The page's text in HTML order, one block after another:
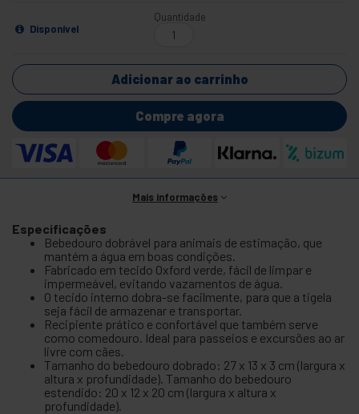
Disponível
Quantidade
Adicionar ao carrinho
Compre agora
Mais informações
Especificações
Bebedouro dobrável para animais de estimação, que
mantém a água em boas condições.
Fabricado em tecido Oxford verde, fácil de limpar e
impermeável, evitando vazamentos de água.
O tecido interno dobra-se facilmente, para que a tigela
seja fácil de armazenar e transportar.
Recipiente prático e confortável que também serve
como comedouro. Ideal para passeios e excursões ao ar
livre com cães.
Tamanho do bebedouro dobrado: 27 x 13 x 3 cm (largura x
altura x profundidade). Tamanho do bebedouro
estendido: 20 x 12 x 20 cm (largura x altura x
profundidade).